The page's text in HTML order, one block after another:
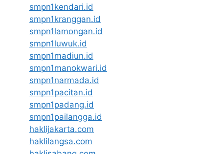
smpn1kendari.id
smpn1kranggan.id
smpn1lamongan.id
smpn1luwuk.id
smpn1madiun.id
smpn1manokwari.id
smpn1narmada.id
smpn1pacitan.id
smpn1padang.id
smpn1pailangga.id
haklijakarta.com
haklilangsa.com